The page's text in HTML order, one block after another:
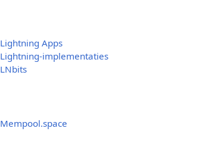
Lightning Apps
Lightning-implementaties
LNbits
Mempool.space